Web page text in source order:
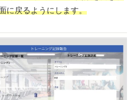
に戻るようにします。